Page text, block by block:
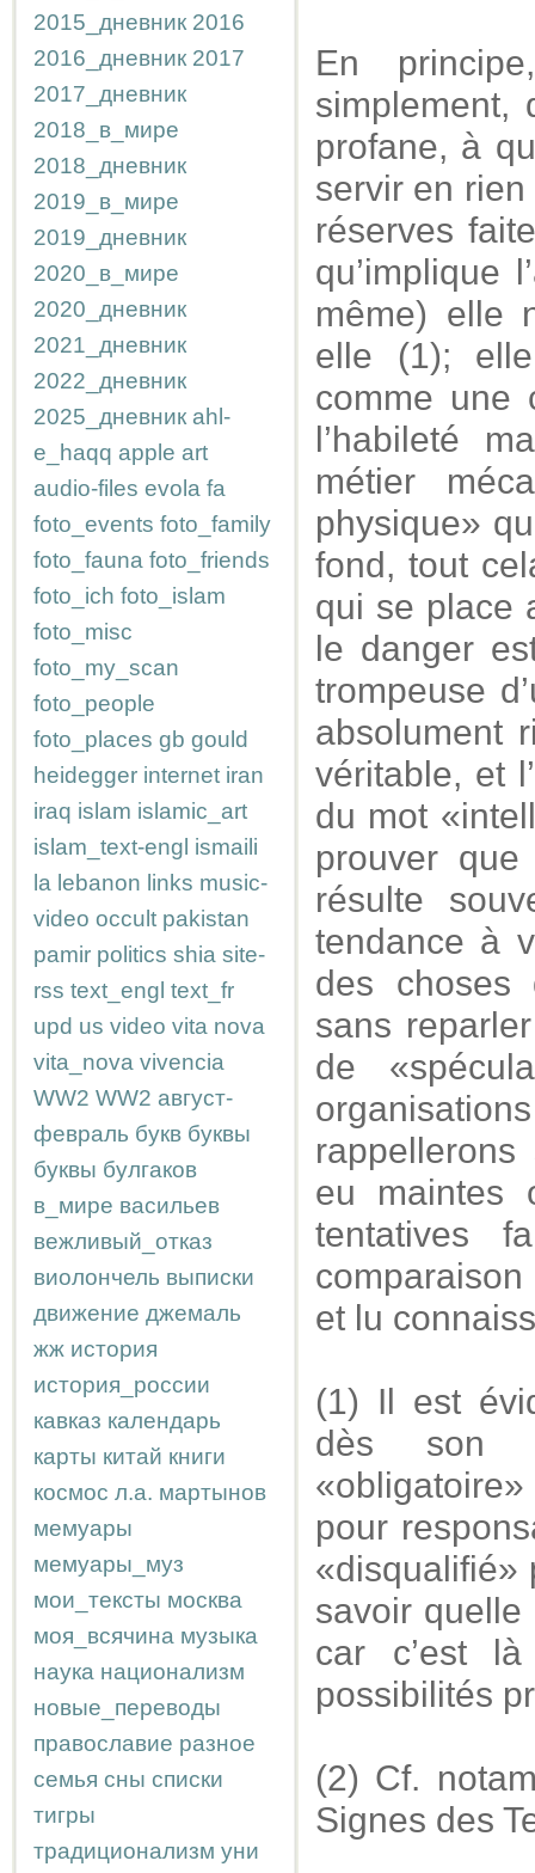
2015_дневник 2016
2016_дневник 2017
2017_дневник
2018_в_мире
2018_дневник
2019_в_мире
2019_дневник
2020_в_мире
2020_дневник
2021_дневник
2022_дневник
2025_дневник ahl-
e_haqq apple art
audio-files evola fa
foto_events foto_family
foto_fauna foto_friends
foto_ich foto_islam
foto_misc
foto_my_scan
foto_people
foto_places gb gould
heidegger internet iran
iraq islam islamic_art
islam_text-engl ismaili
la lebanon links music-
video occult pakistan
pamir politics shia site-
rss text_engl text_fr
upd us video vita nova
vita_nova vivencia
WW2 WW2 август-
февраль букв буквы
буквы булгаков
в_мире васильев
вежливый_отказ
виолончель выписки
движение джемаль
жж история
история_россии
кавказ календарь
карты китай книги
космос л.а. мартынов
мемуары
мемуары_муз
мои_тексты москва
моя_всячина музыка
наука национализм
новые_переводы
православие разное
семья сны списки
тигры
традиционализм уни
En
simplement,
profane, à
servir en
réserves
qu’implique
même) elle
elle (1);
comme une
l’habileté
métier
physique»
fond, tout
qui se place
le danger
trompeuse
absolument
véritable, et
du mot
prouver
résulte
tendance à
des choses
sans
de
eu maintes
tentatives
et lu
(1) Il est
dès son
pour
«disqualifié»
savoir
car c’est
possibilités
(2) Cf.
Signes des